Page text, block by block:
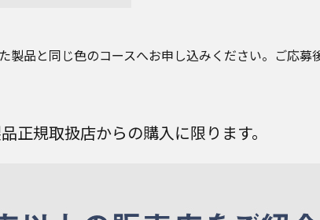
品と同じ色のコースへお申し込みください。ご応
正規取扱店からの購入に限ります。